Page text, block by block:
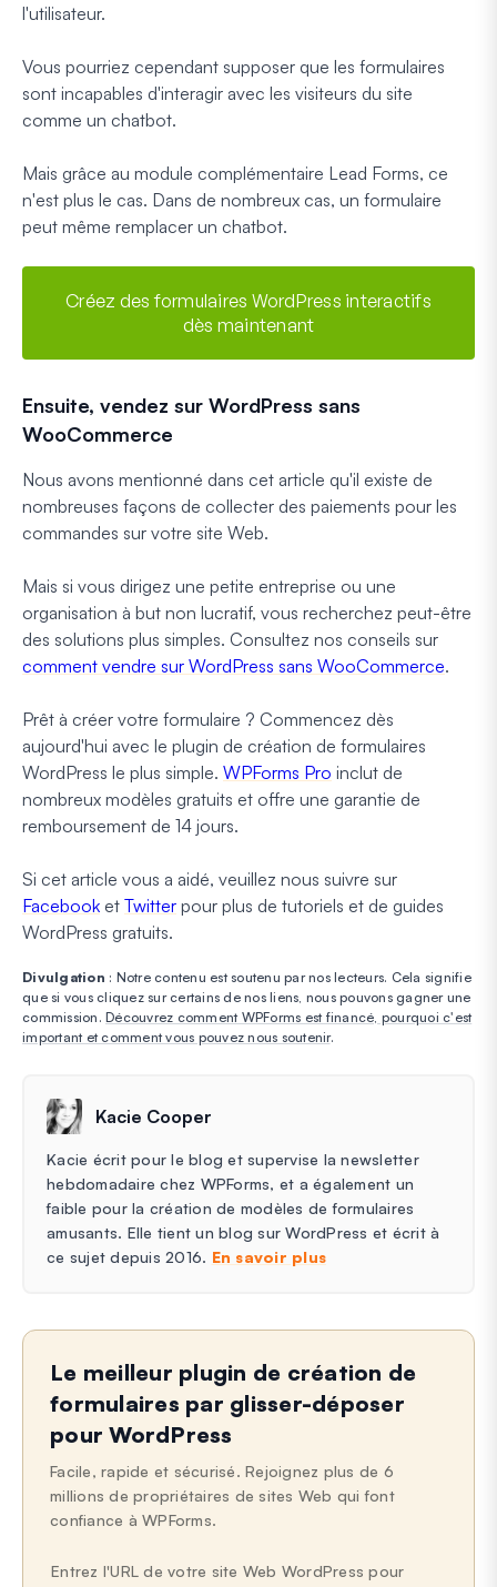
l'utilisateur.
Vous pourriez cependant supposer que les formulaires
sont incapables d'interagir avec les visiteurs du site
comme un chatbot.
Mais grâce au module complémentaire Lead Forms, ce
n'est plus le cas. Dans de nombreux cas, un formulaire
peut même remplacer un chatbot.
Créez des formulaires WordPress interactifs
dès maintenant
Ensuite, vendez sur WordPress sans
WooCommerce
Nous avons mentionné dans cet article qu'il existe de
nombreuses façons de collecter des paiements pour les
commandes sur votre site Web.
Mais si vous dirigez une petite entreprise ou une
organisation à but non lucratif, vous recherchez peut-être
des solutions plus simples. Consultez nos conseils sur
comment vendre sur WordPress sans WooCommerce.
Prêt à créer votre formulaire ? Commencez dès
aujourd'hui avec le plugin de création de formulaires
WordPress le plus simple. WPForms Pro inclut de
nombreux modèles gratuits et offre une garantie de
remboursement de 14 jours.
Si cet article vous a aidé, veuillez nous suivre sur
Facebook et Twitter pour plus de tutoriels et de guides
WordPress gratuits.
Divulgation : Notre contenu est soutenu par nos lecteurs. Cela signifie
que si vous cliquez sur certains de nos liens, nous pouvons gagner une
commission. Découvrez comment WPForms est financé, pourquoi c'est
important et comment vous pouvez nous soutenir.
Kacie Cooper
Kacie écrit pour le blog et supervise la newsletter
hebdomadaire chez WPForms, et a également un
faible pour la création de modèles de formulaires
amusants. Elle tient un blog sur WordPress et écrit à
ce sujet depuis 2016. En savoir plus
Le meilleur plugin de création de
formulaires par glisser-déposer
pour WordPress
Facile, rapide et sécurisé. Rejoignez plus de 6
millions de propriétaires de sites Web qui font
confiance à WPForms.
Entrez l'URL de votre site Web WordPress pour